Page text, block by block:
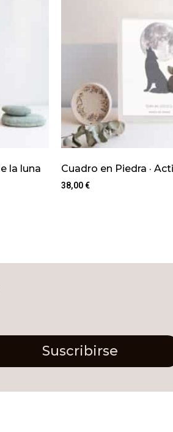
la luna Cuadro en Piedra ·
38,00€
Suscribirse